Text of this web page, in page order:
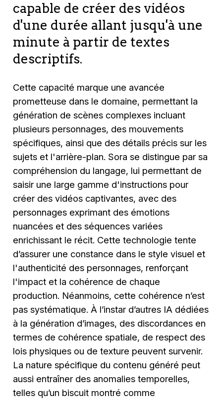
capable de créer des vidéos
d'une durée allant jusqu'à une
minute à partir de textes
descriptifs.
Cette capacité marque une avancée
prometteuse dans le domaine, permettant la
génération de scènes complexes incluant
plusieurs personnages, des mouvements
spécifiques, ainsi que des détails précis sur les
sujets et l'arrière-plan. Sora se distingue par sa
compréhension du langage, lui permettant de
saisir une large gamme d'instructions pour
créer des vidéos captivantes, avec des
personnages exprimant des émotions
nuancées et des séquences variées
enrichissant le récit. Cette technologie tente
d’assurer une constance dans le style visuel et
l'authenticité des personnages, renforçant
l'impact et la cohérence de chaque
production. Néanmoins, cette cohérence n’est
pas systématique. À l’instar d’autres IA dédiées
à la génération d’images, des discordances en
termes de cohérence spatiale, de respect des
lois physiques ou de texture peuvent survenir.
La nature spécifique du contenu généré peut
aussi entraîner des anomalies temporelles,
telles qu’un biscuit montré comme